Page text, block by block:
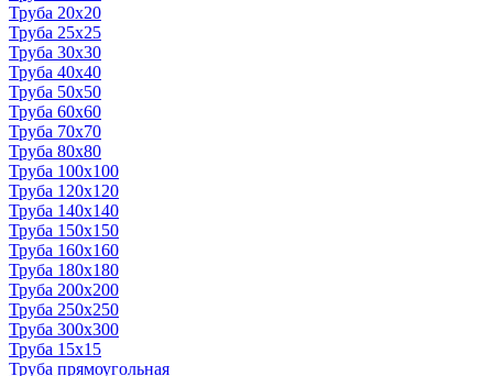
Труба 20x20
Труба 25x25
Труба 30x30
Труба 40x40
Труба 50x50
Труба 60x60
Труба 70x70
Труба 80x80
Труба 100x100
Труба 120x120
Труба 140x140
Труба 150x150
Труба 160x160
Труба 180x180
Труба 200x200
Труба 250x250
Труба 300x300
Труба 15x15
Труба прямоугольная